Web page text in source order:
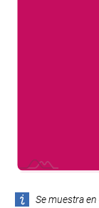
Se muestra